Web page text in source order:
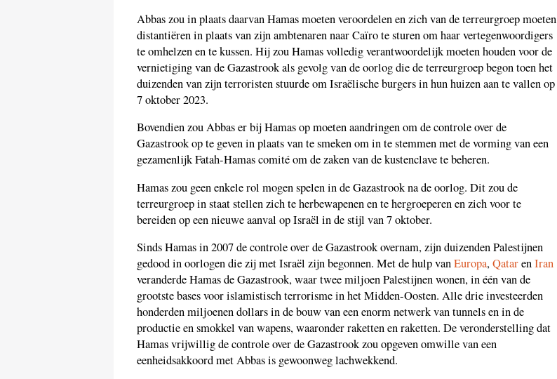
Abbas zou in plaats daarvan Hamas moeten veroordelen en zich van de terreurgroep moeten
distantiëren in plaats van zijn ambtenaren naar Caïro te sturen om haar vertegenwoordigers
te omhelzen en te kussen. Hij zou Hamas volledig verantwoordelijk moeten houden voor de
vernietiging van de Gazastrook als gevolg van de oorlog die de terreurgroep begon toen het
duizenden van zijn terroristen stuurde om Israëlische burgers in hun huizen aan te vallen op
7 oktober 2023.
Bovendien zou Abbas er bij Hamas op moeten aandringen om de controle over de
Gazastrook op te geven in plaats van te smeken om in te stemmen met de vorming van een
gezamenlijk Fatah-Hamas comité om de zaken van de kustenclave te beheren.
Hamas zou geen enkele rol mogen spelen in de Gazastrook na de oorlog. Dit zou de
terreurgroep in staat stellen zich te herbewapenen en te hergroeperen en zich voor te
bereiden op een nieuwe aanval op Israël in de stijl van 7 oktober.
Sinds Hamas in 2007 de controle over de Gazastrook overnam, zijn duizenden Palestijnen
gedood in oorlogen die zij met Israël zijn begonnen. Met de hulp vanEuropa,QatarenIran
veranderde Hamas de Gazastrook, waar twee miljoen Palestijnen wonen, in één van de
grootste bases voor islamistisch terrorisme in het Midden-Oosten. Alle drie investeerden
honderden miljoenen dollars in de bouw van een enorm netwerk van tunnels en in de
productie en smokkel van wapens, waaronder raketten en raketten. De veronderstelling dat
Hamas vrijwillig de controle over de Gazastrook zou opgeven omwille van een
eenheidsakkoord met Abbas is gewoonweg lachwekkend.